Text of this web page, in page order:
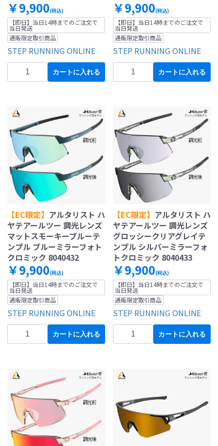
￥9,900(税込)
【即日】当日14時までのご注文で
当日発送
通販限定取引商品
STEP RUNNING ONLINE
カートに入れる
￥9,900(税込)
【即日】当日14時までのご注文で
当日発送
通販限定取引商品
STEP RUNNING ONLINE
カートに入れる
【EC限定】 アルタリスト ハ
ヤテアールツー 調光レンズ
マットスモーキーブルーテ
ンプル ブルーミラーフォト
クロミック 8040432
￥9,900(税込)
【即日】当日14時までのご注文で
当日発送
通販限定取引商品
STEP RUNNING ONLINE
カートに入れる
【EC限定】 アルタリスト ハ
ヤテアールツー 調光レンズ
グロッシークリアグレイテ
ンプル シルバーミラーフォ
トクロミック 8040433
￥9,900(税込)
【即日】当日14時までのご注文で
当日発送
通販限定取引商品
STEP RUNNING ONLINE
カートに入れる